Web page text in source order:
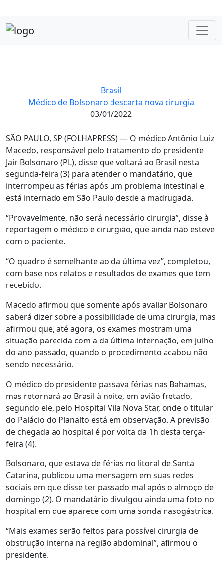
Brasil
Médico de Bolsonaro descarta nova cirurgia
03/01/2022
SÃO PAULO, SP (FOLHAPRESS) — O médico Antônio Luiz
Macedo, responsável pelo tratamento do presidente
Jair Bolsonaro (PL), disse que voltará ao Brasil nesta
segunda-feira (3) para atender o mandatário, que
interrompeu as férias após um problema intestinal e
está internado em São Paulo desde a madrugada.
“Provavelmente, não será necessário cirurgia”, disse à
reportagem o médico e cirurgião, que ainda não esteve
com o paciente.
“O quadro é semelhante ao da última vez”, completou,
com base nos relatos e resultados de exames que tem
recebido.
Macedo afirmou que somente após avaliar Bolsonaro
saberá dizer sobre a possibilidade de uma cirurgia, mas
afirmou que, até agora, os exames mostram uma
situação parecida com a da última internação, em julho
do ano passado, quando o procedimento acabou não
sendo necessário.
O médico do presidente passava férias nas Bahamas,
mas retornará ao Brasil à noite, em avião fretado,
segundo ele, pelo Hospital Vila Nova Star, onde o titular
do Palácio do Planalto está em observação. A previsão
de chegada ao hospital é por volta da 1h desta terça-
feira (4).
Bolsonaro, que estava de férias no litoral de Santa
Catarina, publicou uma mensagem em suas redes
sociais em que disse ter passado mal após o almoço de
domingo (2). O mandatário divulgou ainda uma foto no
hospital em que aparece com uma sonda nasogástrica.
“Mais exames serão feitos para possível cirurgia de
obstrução interna na região abdominal”, afirmou o
presidente.